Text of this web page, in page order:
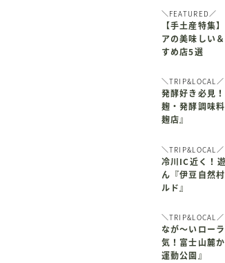
＼FEATURED／
【手土産特集
アの美味しい
すめ店5選
＼TRIP&LOCAL／
発酵好き必見
麹・発酵調味
麹店』
＼TRIP&LOCAL／
冷川IC近く！
ん『伊豆自然
ルド』
＼TRIP&LOCAL／
なが～いロー
気！富士山麓
運動公園』